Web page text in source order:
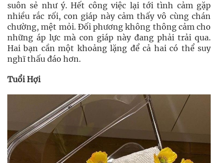
suôn sẻ như ý. Hết công việc lại tới tình cảm gặp
nhiều rắc rối, con giáp này cảm thấy vô cùng chán
chường, mệt mỏi. Đối phương không thông cảm cho
những áp lực mà con giáp này đang phải trải qua.
Hai bạn cần một khoảng lặng để cả hai có thể suy
nghĩ thấu đáo hơn.
Tuổi Hợi